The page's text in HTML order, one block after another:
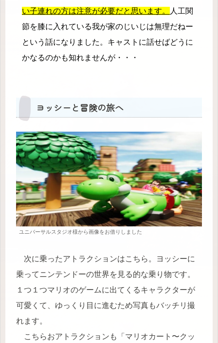
い子連れの方は注意が必要だと思います。
人工関
節を膝に入れている我が家のじいじは無理だねー
という話になりました。キャストに話せばどうに
かなるのかも知れませんが・・・
ヨッシーと冒険の旅へ
ユニバーサルスタジオ様から画像をお借りしました
次に乗ったアトラクションはこちら。ヨッシーに
乗ってニンテンドーの世界を見る的な乗り物です。
１つ１つマリオのゲームに出てくるキャラクターが
可愛くて、ゆっくり目に進むため写真もバッチリ撮
れます。
こちらおアトラクションも「マリオカート〜クッ